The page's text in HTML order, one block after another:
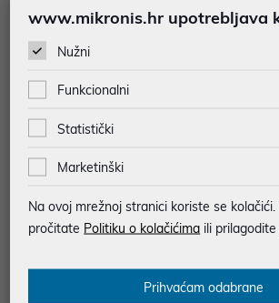
"POPUST" , popusti se
Dodajte u košaricu
Vidi detalje
JAMSTVO 24 MJ.
BESPLATNA DOSTAVA ZA NARUDŽBE IZNAD
www.mikronis.hr upotrebljava
Nužni
Funkcionalni
Statistički
Marketinški
Na ovoj mrežnoj stranici koriste se
pročitate Politiku o kolačićima ili
Prihvaćam odabrane